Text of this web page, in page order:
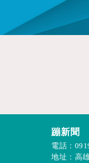
蹦新聞
電話：
地址：高